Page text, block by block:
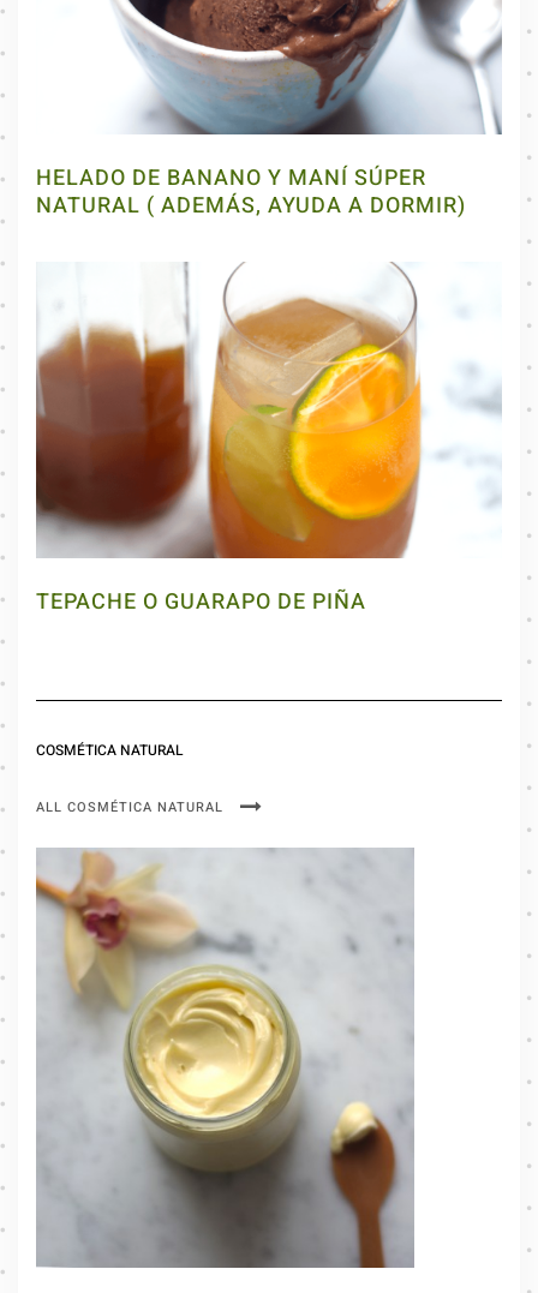
HELADO DE BANANO Y MANÍ SÚPER
NATURAL ( ADEMÁS, AYUDA A DORMIR)
TEPACHE O GUARAPO DE PIÑA
COSMÉTICA NATURAL
ALL COSMÉTICA NATURAL